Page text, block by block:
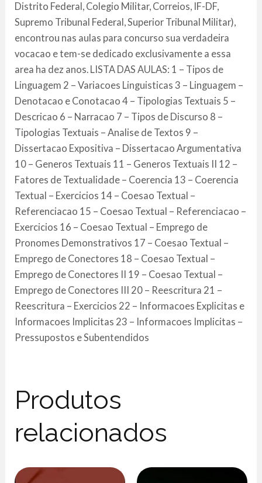
Distrito Federal, Colegio Militar, Correios, IF-DF,
Supremo Tribunal Federal, Superior Tribunal Militar),
encontrou nas aulas para concurso sua verdadeira
vocacao e tem-se dedicado exclusivamente a essa
area ha dez anos. LISTA DAS AULAS: 1 – Tipos de
Linguagem 2 – Variacoes Linguisticas 3 – Linguagem –
Denotacao e Conotacao 4 – Tipologias Textuais 5 –
Descricao 6 – Narracao 7 – Tipos de Discurso 8 –
Tipologias Textuais – Analise de Textos 9 –
Dissertacao Expositiva – Dissertacao Argumentativa
10 – Generos Textuais 11 – Generos Textuais II 12 –
Fatores de Textualidade – Coerencia 13 – Coerencia
Textual – Exercicios 14 – Coesao Textual –
Referenciacao 15 – Coesao Textual – Referenciacao –
Exercicios 16 – Coesao Textual – Emprego de
Pronomes Demonstrativos 17 – Coesao Textual –
Emprego de Conectores 18 – Coesao Textual –
Emprego de Conectores II 19 – Coesao Textual –
Emprego de Conectores III 20 – Reescritura 21 –
Reescritura – Exercicios 22 – Informacoes Explicitas e
Informacoes Implicitas 23 – Informacoes Implicitas –
Pressupostos e Subentendidos
Produtos
relacionados